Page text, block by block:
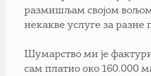
размишљам својом
некакве услуге за разне
Шумарство ми је
сам платио око 160.000